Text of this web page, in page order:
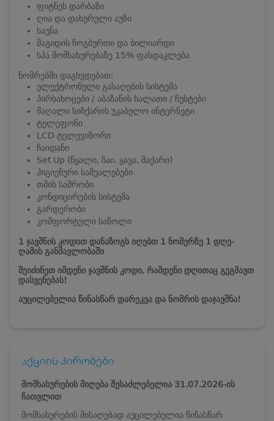
ფიტნეს დარბაზი
ღია და დახურული აუზი
საუნა
მაგიდის ჩოგბურთი და ბილიარდი
სპა მომსახურებაზე 15% ფასდაკლება
ნომრებში დაგხვდებათ:
ელექტრონული გასაღების სისტემა
პირსახოცები / აბაზანის ხალათი / ჩუსტები
მაღალი სიჩქარის უკაბელო ინტერნეტი
ტელეფონი
LCD ტელევიზორი
ჩაიდანი
Set Up (წყალი, ჩაი, ყავა, შაქარი)
ჰიგიენური საშუალებები
თმის საშრობი
კონდიცირების სისტემა
გარდერობი
კომფორტული საწოლი
1 ჯავშნის კოდით დანაზოგს იღებთ 1 ნომერზე 1 დღე-
ღამის განმავლობაში
შეიძინეთ იმდენი ჯავშნის კოდი, რამდენი დღითაც გეგმავთ
დასვენებას!
აუცილებელია წინასწარ დარეკვა და ნომრის დაჯავშნა!
აქციის პირობები
მომსახურების მიღება შესაძლებელია 31.07.2026-ის
ჩათვლით
მომსახურების მისაღებად აუცილებელია წინასწარ